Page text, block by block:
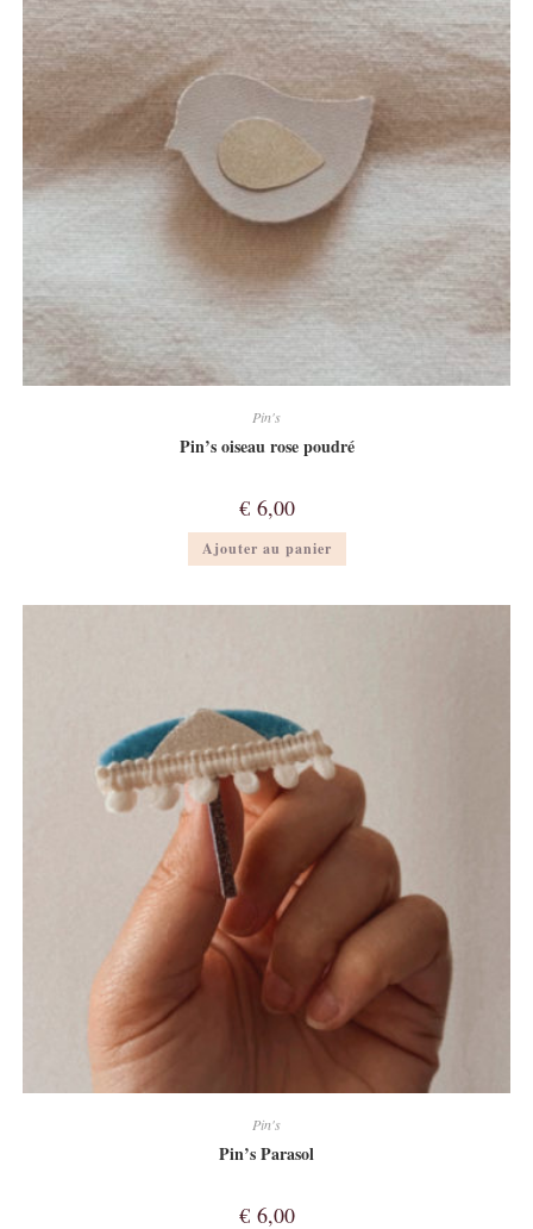
Pin's
Pin’s oiseau rose poudré
€6,00
Ajouter au panier
Pin's
Pin’s Parasol
€6,00